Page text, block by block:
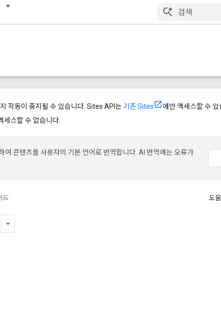
작동이 중지될 수 있습니다. Sites API는 기존 Sites
에만 액세스할 수
세스할 수 없습니다.
여 콘텐츠를 사용자의 기본 언어로 번역합니다. AI 번역에는 오류가
드 도